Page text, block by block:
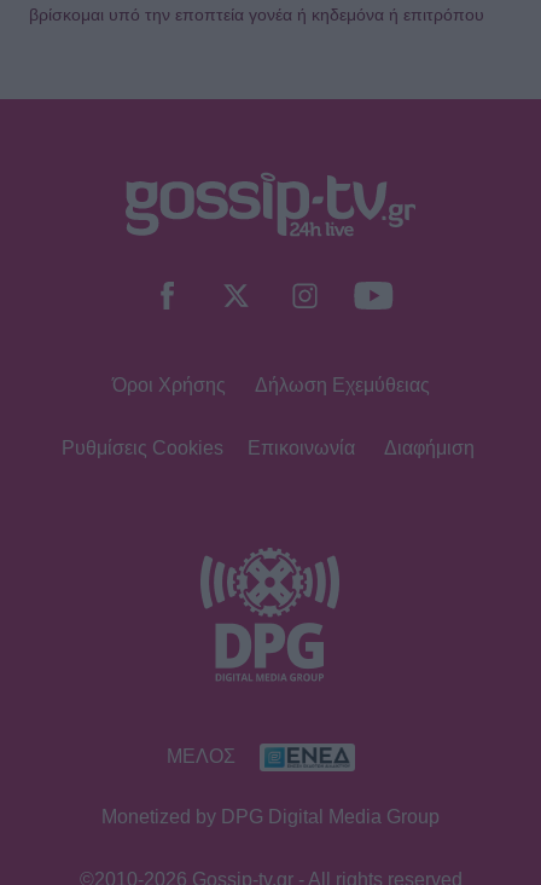
βρίσκομαι υπό την εποπτεία γονέα ή κηδεμόνα ή επιτρόπου
Όροι Χρήσης Δήλωση Εχεμύθειας
Ρυθμίσεις Cookies Επικοινωνία Διαφήμιση
ΜΕΛΟΣ
Monetized by DPG Digital Media Group
©2010-2026 Gossip-tv.gr - All rights reserved